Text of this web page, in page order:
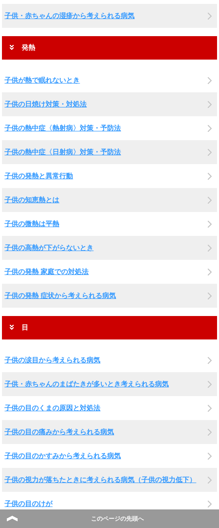
子供・赤ちゃんの湿疹から考えられる病気
発熱
子供が熱で眠れないとき
子供の日焼け対策・対処法
子供の熱中症〈熱射病〉対策・予防法
子供の熱中症〈日射病〉対策・予防法
子供の発熱と異常行動
子供の知恵熱とは
子供の微熱は平熱
子供の高熱が下がらないとき
子供の発熱 家庭での対処法
子供の発熱 症状から考えられる病気
目
子供の涙目から考えられる病気
子供・赤ちゃんのまばたきが多いとき考えられる病気
子供の目のくまの原因と対処法
子供の目の痛みから考えられる病気
子供の目のかすみから考えられる病気
子供の視力が落ちたときに考えられる病気（子供の視力低下）
子供の目のけが
このページの先頭へ